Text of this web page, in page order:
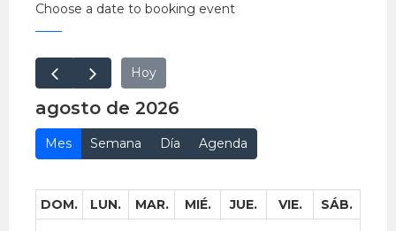
Choose a date to booking event
Hoy
agosto de 2026
Mes Semana Día Agenda
DOM. LUN. MAR. MIÉ. JUE. VIE. SÁB.